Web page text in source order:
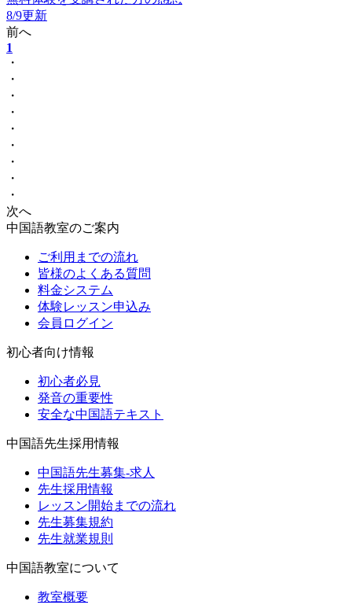
8/9更新
前へ
1
・
・
・
・
・
・
・
・
・
次へ
中国語教室のご案内
ご利用までの流れ
皆様のよくある質問
料金システム
体験レッスン申込み
会員ログイン
初心者向け情報
初心者必見
発音の重要性
安全な中国語テキスト
中国語先生採用情報
中国語先生募集-求人
先生採用情報
レッスン開始までの流れ
先生募集規約
先生就業規則
中国語教室について
教室概要